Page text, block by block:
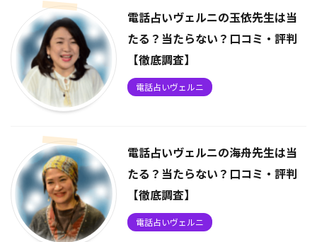
電話占いヴェルニの玉依先生は当
たる？当たらない？口コミ・評判
【徹底調査】
電話占いヴェルニ
電話占いヴェルニの海舟先生は当
たる？当たらない？口コミ・評判
【徹底調査】
電話占いヴェルニ